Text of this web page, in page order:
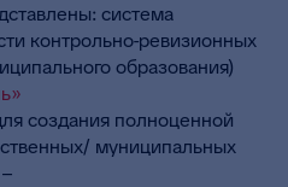
система
контрольно-ревизионных
образования)
создания полноценной
муниципальных